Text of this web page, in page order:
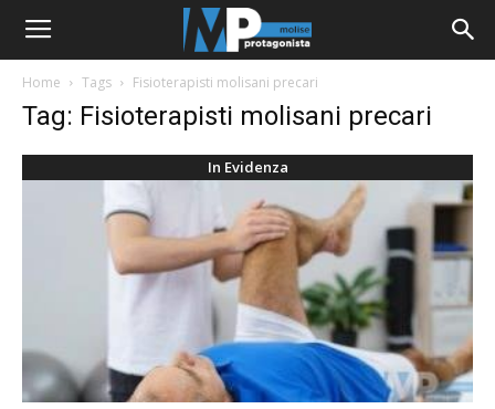
Home Tags Fisioterapisti molisani precari
Tag: Fisioterapisti molisani precari
In Evidenza